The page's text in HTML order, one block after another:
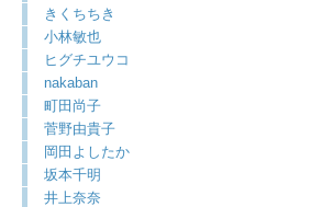
きくちちき
小林敏也
ヒグチユウコ
nakaban
町田尚子
菅野由貴子
岡田よしたか
坂本千明
井上奈奈